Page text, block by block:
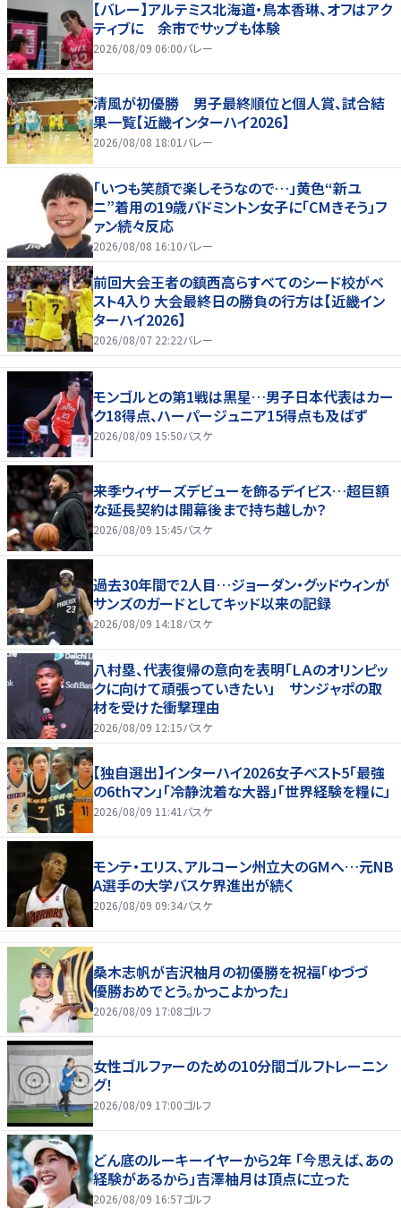
【バレー】アルテミス北海道・鳥本香琳、オフはアク
ティブに 余市でサップも体験
2026/08/09 06:00バレー
清風が初優勝 男子最終順位と個人賞、試合結
果一覧【近畿インターハイ2026】
2026/08/08 18:01 バレー
「いつも笑顔で楽しそうなので…」黄色“新ユ
ニ”着用の19歳バドミントン女子に「CMきそう」フ
ァン続々反応
2026/08/08 16:10バレー
前回大会王者の鎮西高らすべてのシード校がベ
スト4入り 大会最終日の勝負の行方は【近畿イン
ターハイ2026】
2026/08/07 22:22バレー
モンゴルとの第1戦は黒星…男子日本代表はカー
ク18得点、ハーパージュニア15得点も及ばず
2026/08/09 15:50バスケ
来季ウィザーズデビューを飾るデイビス…超巨額
な延長契約は開幕後まで持ち越しか？
2026/08/09 15:45バスケ
過去30年間で2人目…ジョーダン・グッドウィンが
サンズのガードとしてキッド以来の記録
2026/08/09 14:18バスケ
八村塁、代表復帰の意向を表明「ＬＡのオリンピッ
クに向けて頑張っていきたい」 サンジャポの取
材を受けた衝撃理由
2026/08/09 12:15バスケ
【独自選出】インターハイ2026女子ベスト5「最強
の6thマン」「冷静沈着な大器」「世界経験を糧に」
2026/08/09 11:41 バスケ
モンテ・エリス、アルコーン州立大のGMへ…元NB
A選手の大学バスケ界進出が続く
2026/08/09 09:34バスケ
桑木志帆が吉沢柚月の初優勝を祝福「ゆづづ
優勝おめでとう。かっこよかった」
2026/08/09 17:08ゴルフ
女性ゴルファーのための10分間ゴルフトレーニン
グ！
2026/08/09 17:00ゴルフ
どん底のルーキーイヤーから2年 「今思えば、あの
経験があるから」吉澤柚月は頂点に立った
2026/08/09 16:57ゴルフ